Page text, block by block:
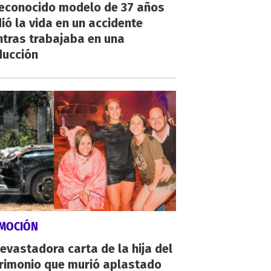
modelo de 37 años
la vida en un accidente
trabajaba en una
carta de la hija del
que murió aplastado